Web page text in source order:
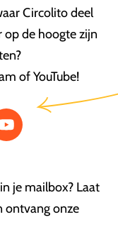
Circolito deel
op de hoogte zijn
of YouTube!
je mailbox? Laat
ontvang onze